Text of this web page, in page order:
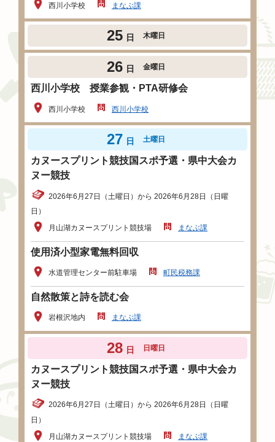
西川小学校 まなぶ課
25 日 木曜日
26 日 金曜日
西川小学校 授業参観・PTA研修会
西川小学校 西川小学校
27 日 土曜日
カヌースプリント競技国スポ予選・県中大会カ
ヌー競技
2026年6月27日（土曜日）から 2026年6月28日（日曜
日）
月山湖カヌースプリント競技場
まなぶ課
使用済小型家電無料回収
水道管理センター前駐車場 町民税務課
自然散策と詩を読む会
岩根沢地内 まなぶ課
28 日 日曜日
カヌースプリント競技国スポ予選・県中大会カ
ヌー競技
2026年6月27日（土曜日）から 2026年6月28日（日曜
日）
月山湖カヌースプリント競技場
まなぶ課